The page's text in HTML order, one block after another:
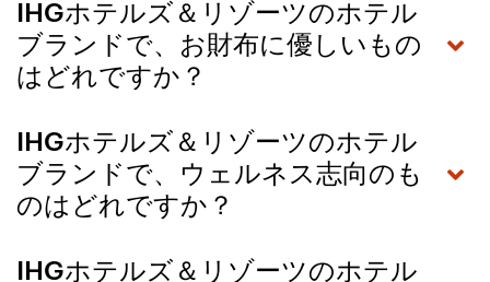
IHGホテルズ＆リゾーツのホテル
ブランドで、お財布に優しいもの
はどれですか？
IHGホテルズ＆リゾーツのホテル
ブランドで、ウェルネス志向のも
のはどれですか？
IHGホテルズ＆リゾーツのホテル